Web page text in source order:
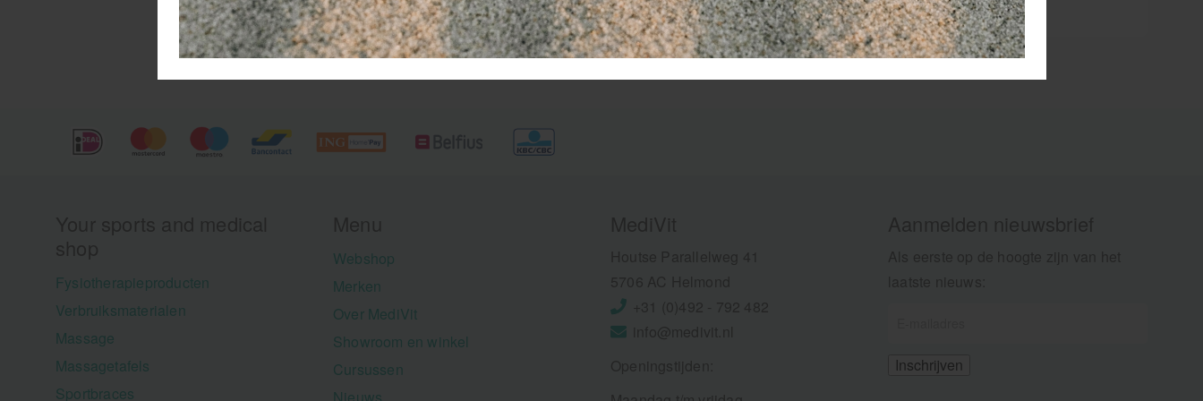
onmisbare oogspoelfles. thuisgebruik. Het handzame
formaat maakt het gemakkelijk om
overal mee naartoe te nemen.
Fysiotherapieproducten
Verbruiksmaterialen
Massage
Massagetafels
Sportbraces
Webshop
Merken
Over MediVit
Showroom en winkel
Cursussen